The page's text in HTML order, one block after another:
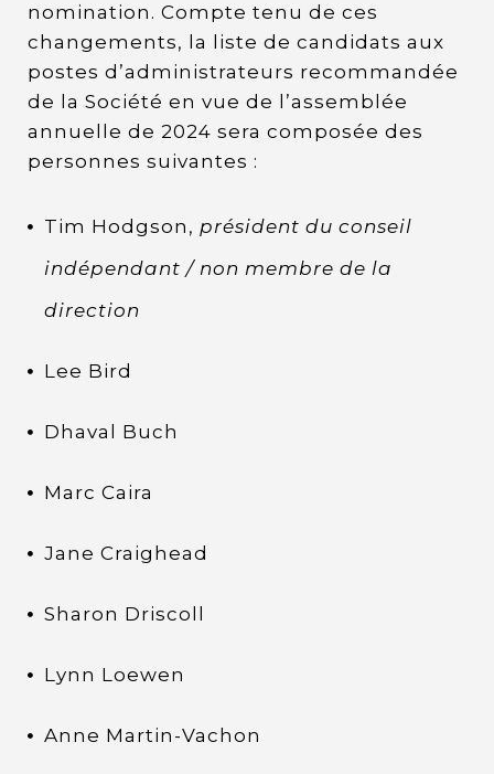
nomination. Compte tenu de ces
changements, la liste de candidats aux
postes d’administrateurs recommandée
de la Société en vue de l’assemblée
annuelle de 2024 sera composée des
personnes suivantes :
Tim Hodgson, président du conseil
indépendant / non membre de la
direction
Lee Bird
Dhaval Buch
Marc Caira
Jane Craighead
Sharon Driscoll
Lynn Loewen
Anne Martin-Vachon